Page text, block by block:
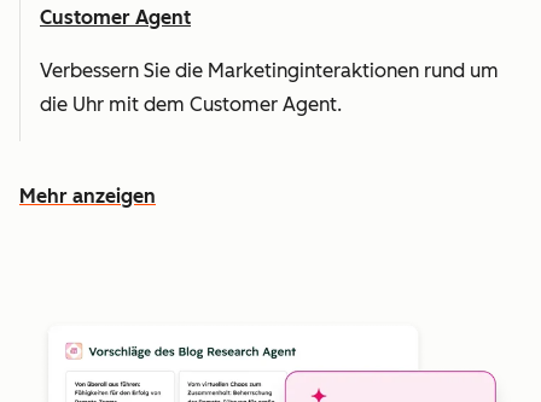
Customer Agent
Verbessern Sie die Marketinginteraktionen rund um
die Uhr mit dem Customer Agent.
Mehr anzeigen